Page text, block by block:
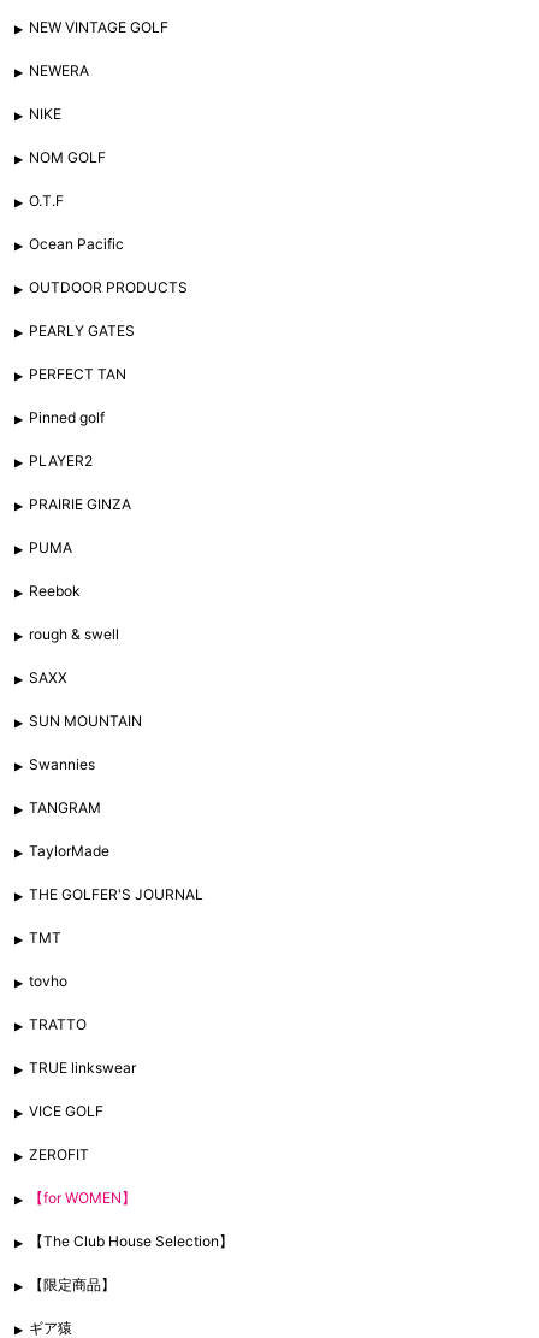
NEW VINTAGE GOLF
NEWERA
NIKE
NOM GOLF
O.T.F
Ocean Pacific
OUTDOOR PRODUCTS
PEARLY GATES
PERFECT TAN
Pinned golf
PLAYER2
PRAIRIE GINZA
PUMA
Reebok
rough & swell
SAXX
SUN MOUNTAIN
Swannies
TANGRAM
TaylorMade
THE GOLFER'S JOURNAL
TMT
tovho
TRATTO
TRUE linkswear
VICE GOLF
ZEROFIT
【for WOMEN】
【The Club House Selection】
【限定商品】
ギア猿